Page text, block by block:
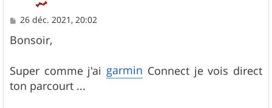
M
s
s
g
e
26 déc. 2021, 20:02
Bonsoir,
Super comme j'aigarmin Connect je vois direct
ton parcourt ...